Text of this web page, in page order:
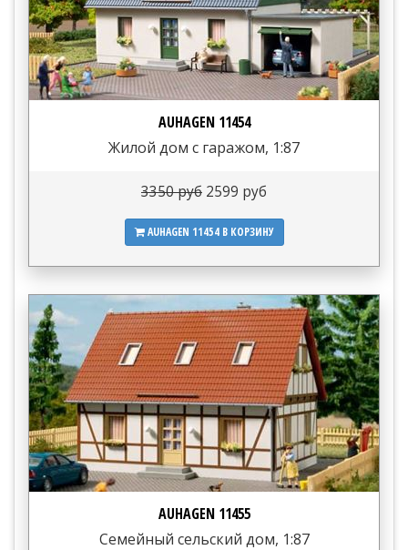
AUHAGEN 11454
Жилой дом с гаражом, 1:87
3350 руб 2599 руб
AUHAGEN 11454 В КОРЗИНУ
AUHAGEN 11455
Семейный сельский дом, 1:87